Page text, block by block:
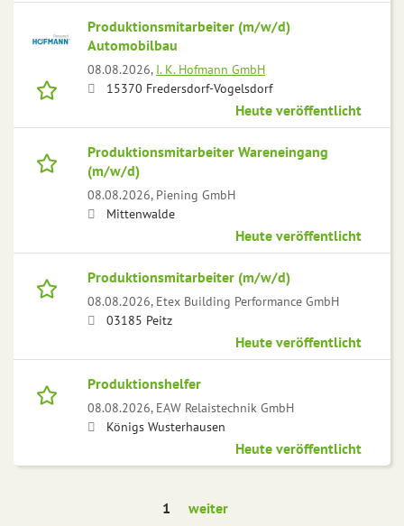
Produktionsmitarbeiter (m/w/d)
Automobilbau
08.08.2026, I. K. Hofmann GmbH
15370 Fredersdorf-Vogelsdorf
Heute veröffentlicht
Produktionsmitarbeiter Wareneingang
(m/w/d)
08.08.2026, Piening GmbH
Mittenwalde
Heute veröffentlicht
Produktionsmitarbeiter (m/w/d)
08.08.2026, Etex Building Performance GmbH
03185 Peitz
Heute veröffentlicht
Produktionshelfer
08.08.2026, EAW Relaistechnik GmbH
Königs Wusterhausen
Heute veröffentlicht
1 weiter